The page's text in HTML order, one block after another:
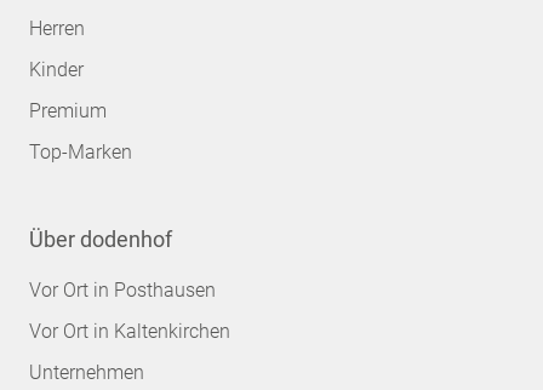
Herren
Kinder
Premium
Top-Marken
Über dodenhof
Vor Ort in Posthausen
Vor Ort in Kaltenkirchen
Unternehmen